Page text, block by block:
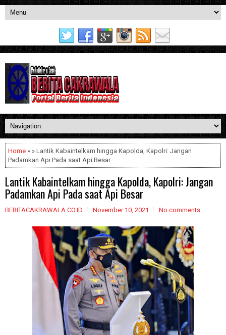
Home » » Lantik Kabaintelkam hingga Kapolda, Kapolri: Jangan
Padamkan Api Pada saat Api Besar
Lantik Kabaintelkam hingga Kapolda, Kapolri: Jangan
Padamkan Api Pada saat Api Besar
BERITACAKRAWALA.CO.ID November 10, 2021 No comments